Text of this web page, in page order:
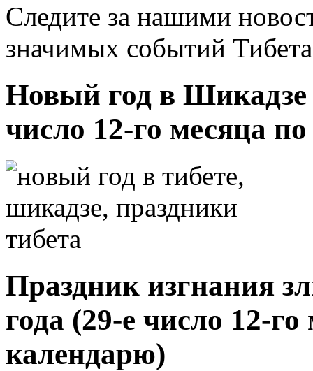
Следите за нашими
значимых событий
Новый год в Шикадзе
число 12-го месяца
Праздник изгнания
года (29-е число 12-
календарю)